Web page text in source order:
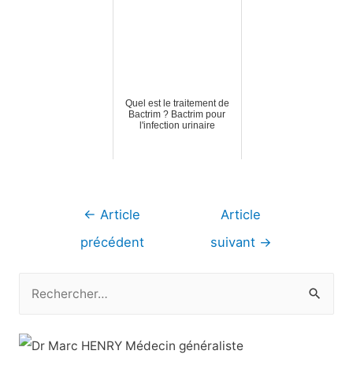
Quel est le traitement de
Bactrim ? Bactrim pour
l'infection urinaire
Navigation
← Article
précédent
Article
suivant →
c